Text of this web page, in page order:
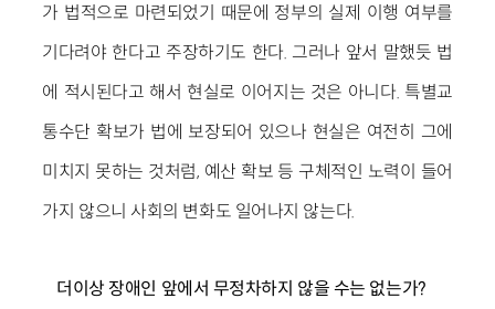
가 법적으로 마련되었기 때문에 정부의 실제 이행 여부를
기다려야 한다고 주장하기도 한다. 그러나 앞서 말했듯 법
에 적시된다고 해서 현실로 이어지는 것은 아니다. 특별교
통수단 확보가 법에 보장되어 있으나 현실은 여전히 그에
미치지 못하는 것처럼, 예산 확보 등 구체적인 노력이 들어
가지 않으니 사회의 변화도 일어나지 않는다.
더이상 장애인 앞에서 무정차하지 않을 수는 없는가?